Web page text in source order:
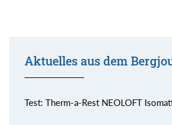
Aktuelles aus dem
Test: Therm-a-Rest NEOLOFT